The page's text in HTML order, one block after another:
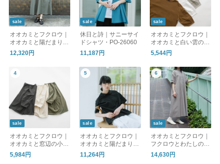
sale
オオカミとフクロウ｜
オオカミと陽だまり森
の一日“ワンピース”・
TY-26063
12,320円
sale
休日と詩｜サニーサイ
ドシャツ・PO-26060
11,187円
sale
オオカミとフクロウ｜
オオカミと白い雲のス
ワロー・PO-26029
5,544円
sale
オオカミとフクロウ｜
オオカミと窓辺の小さ
な灯り“つばめ”・PO-2
6034
5,984円
sale
オオカミとフクロウ｜
オオカミと陽だまり森
の一日“ブラウス”・TY
-26061
11,264円
sale
オオカミとフクロウ｜
フクロウとわたしのう
ららかな日・PO-2605
14,630円